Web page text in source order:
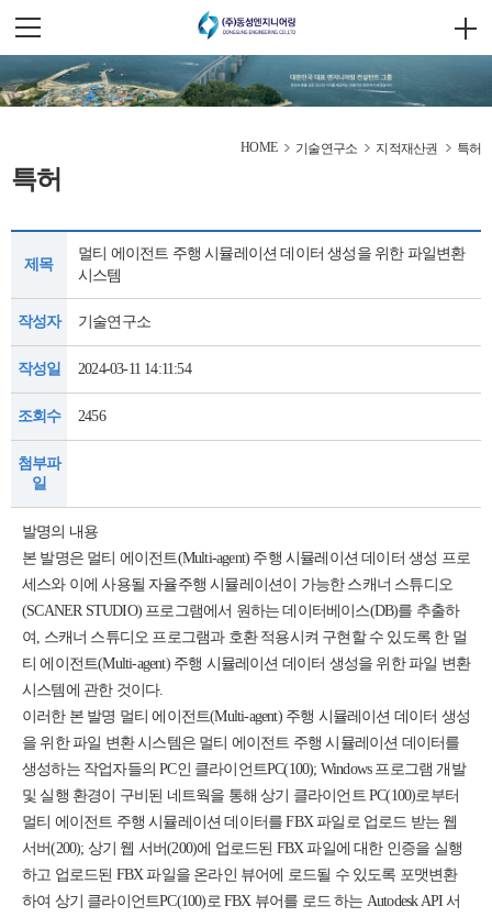
특허
HOME 기술연구소 지적재산권 특허
제목
멀티 에이전트 주행 시뮬레이션 데이터 생성을 위한 파일변환
시스템
작성자 기술연구소
작성일 2024-03-11 14:11:54
조회수 2456
첨부파
일
발명의 내용
본 발명은 멀티 에이전트(Multi-agent) 주행 시뮬레이션 데이터 생성 프로
세스와 이에 사용될 자율주행 시뮬레이션이 가능한 스캐너 스튜디오
(SCANER STUDIO) 프로그램에서 원하는 데이터베이스(DB)를 추출하
여, 스캐너 스튜디오 프로그램과 호환 적용시켜 구현할 수 있도록 한 멀
티 에이전트(Multi-agent) 주행 시뮬레이션 데이터 생성을 위한 파일 변환
시스템에 관한 것이다.
이러한 본 발명 멀티 에이전트(Multi-agent) 주행 시뮬레이션 데이터 생성
을 위한 파일 변환 시스템은 멀티 에이전트 주행 시뮬레이션 데이터를
생성하는 작업자들의 PC인 클라이언트PC(100); Windows 프로그램 개발
및 실행 환경이 구비된 네트웍을 통해 상기 클라이언트 PC(100)로부터
멀티 에이전트 주행 시뮬레이션 데이터를 FBX 파일로 업로드 받는 웹
서버(200); 상기 웹 서버(200)에 업로드된 FBX 파일에 대한 인증을 실행
하고 업로드된 FBX 파일을 온라인 뷰어에 로드될 수 있도록 포맷변환
하여 상기 클라이언트PC(100)로 FBX 뷰어를 로드 하는 Autodesk API 서